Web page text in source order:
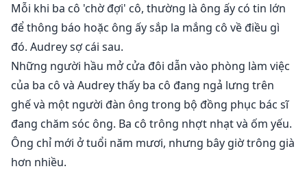
Mỗi khi ba cô 'chờ đợi' cô, thường là ông ấy có tin lớn
để thông báo hoặc ông ấy sắp la mắng cô về điều gì
đó. Audrey sợ cái sau.
Những người hầu mở cửa đôi dẫn vào phòng làm việc
của ba cô và Audrey thấy ba cô đang ngả lưng trên
ghế và một người đàn ông trong bộ đồng phục bác sĩ
đang chăm sóc ông. Ba cô trông nhợt nhạt và ốm yếu.
Ông chỉ mới ở tuổi năm mươi, nhưng bây giờ trông già
hơn nhiều.